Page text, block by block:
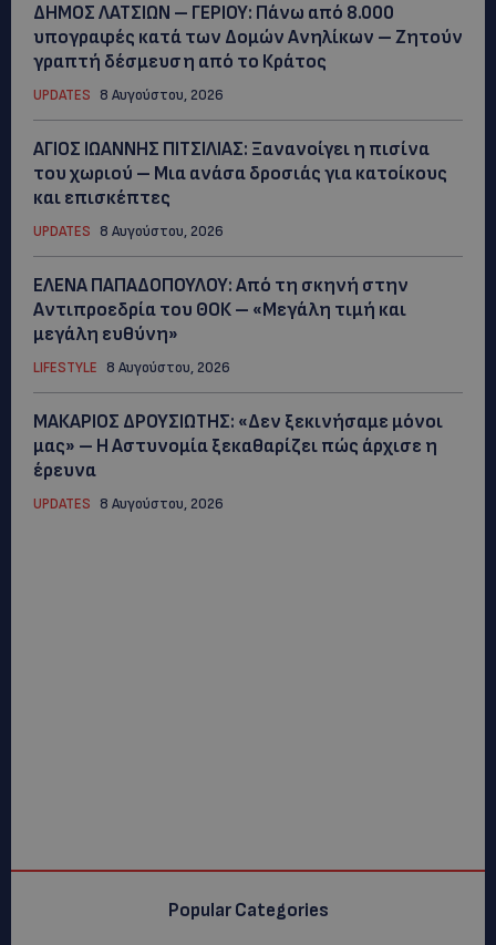
ΔΗΜΟΣ ΛΑΤΣΙΩΝ – ΓΕΡΙΟΥ: Πάνω από 8.000
υπογραφές κατά των Δομών Ανηλίκων – Ζητούν
γραπτή δέσμευση από το Κράτος
UPDATES 8 Αυγούστου, 2026
ΑΓΙΟΣ ΙΩΑΝΝΗΣ ΠΙΤΣΙΛΙΑΣ: Ξανανοίγει η πισίνα
του χωριού – Μια ανάσα δροσιάς για κατοίκους
και επισκέπτες
UPDATES 8 Αυγούστου, 2026
ΕΛΕΝΑ ΠΑΠΑΔΟΠΟΥΛΟΥ: Από τη σκηνή στην
Αντιπροεδρία του ΘΟΚ – «Μεγάλη τιμή και
μεγάλη ευθύνη»
LIFESTYLE 8 Αυγούστου, 2026
ΜΑΚΑΡΙΟΣ ΔΡΟΥΣΙΩΤΗΣ: «Δεν ξεκινήσαμε μόνοι
μας» – Η Αστυνομία ξεκαθαρίζει πώς άρχισε η
έρευνα
UPDATES 8 Αυγούστου, 2026
Popular Categories